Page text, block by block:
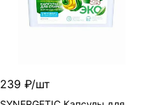
239 ₽/шт